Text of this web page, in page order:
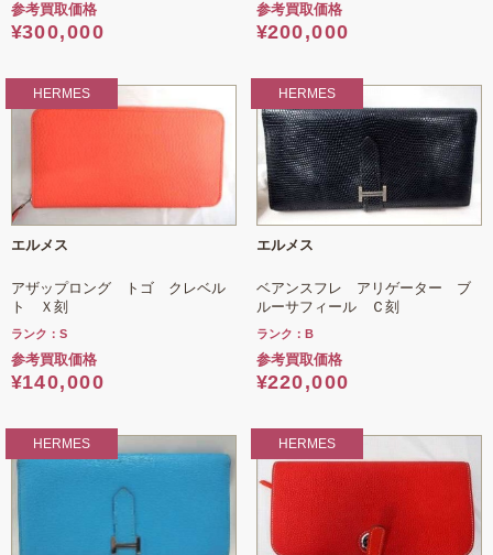
参考買取価格
¥300,000
参考買取価格
¥200,000
HERMES
エルメス
アザップロング トゴ クレベル
ト Ｘ刻
ランク：S
参考買取価格
¥140,000
HERMES
エルメス
ベアンスフレ アリゲーター ブ
ルーサフィール Ｃ刻
ランク：B
参考買取価格
¥220,000
HERMES HERMES